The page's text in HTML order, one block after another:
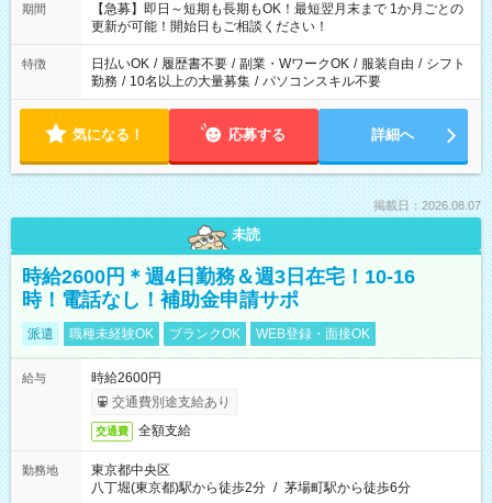
期間
【急募】即日～短期も長期もOK！最短翌月末まで 1か月ごとの
更新が可能！開始日もご相談ください！
特徴 日払いOK / 履歴書不要 / 副業・WワークOK / 服装自由 / シフト
勤務 / 10名以上の大量募集 / パソコンスキル不要
気になる！ 応募する 詳細へ
掲載日：2026.08.07
未読
時給2600円＊週4日勤務＆週3日在宅！10-16
時！電話なし！補助金申請サポ
派遣 職種未経験OK ブランクOK WEB登録・面接OK
給与
時給2600円
交通費別途支給あり
交通費 全額支給
勤務地
東京都中央区
八丁堀(東京都)駅から徒歩2分 / 茅場町駅から徒歩6分